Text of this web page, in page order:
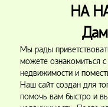
НА
Мы рады
можете ознакомиться
недвижимости и
Наш сайт создан для
помочь вам быстро и